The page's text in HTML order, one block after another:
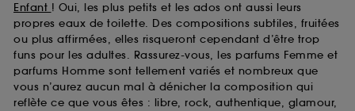
Enfant ! Oui, les plus petits et les ados ont aussi leurs
propres eaux de toilette. Des compositions subtiles, fruitées
ou plus affirmées, elles risqueront cependant d’être trop
funs pour les adultes. Rassurez-vous, les parfums Femme et
parfums Homme sont tellement variés et nombreux que
vous n’aurez aucun mal à dénicher la composition qui
reflète ce que vous êtes : libre, rock, authentique, glamour,